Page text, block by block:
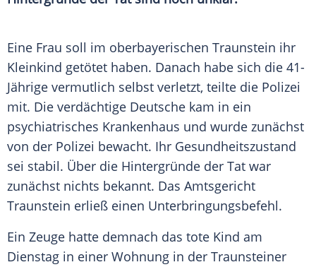
Eine Frau soll im oberbayerischen Traunstein ihr
Kleinkind getötet haben. Danach habe sich die 41-
Jährige vermutlich selbst verletzt, teilte die Polizei
mit. Die verdächtige Deutsche kam in ein
psychiatrisches Krankenhaus und wurde zunächst
von der Polizei bewacht. Ihr Gesundheitszustand
sei stabil. Über die Hintergründe der Tat war
zunächst nichts bekannt. Das Amtsgericht
Traunstein erließ einen Unterbringungsbefehl.
Ein Zeuge hatte demnach das tote Kind am
Dienstag in einer Wohnung in der Traunsteiner